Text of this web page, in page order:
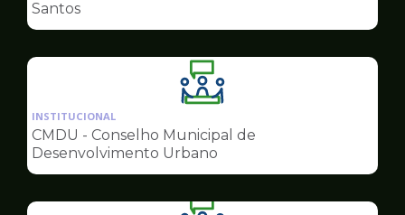
Conselhos
Santos
Ilustração
da
pagina
de
Conselhos
INSTITUCIONAL
CMDU - Conselho Municipal de
Desenvolvimento Urbano